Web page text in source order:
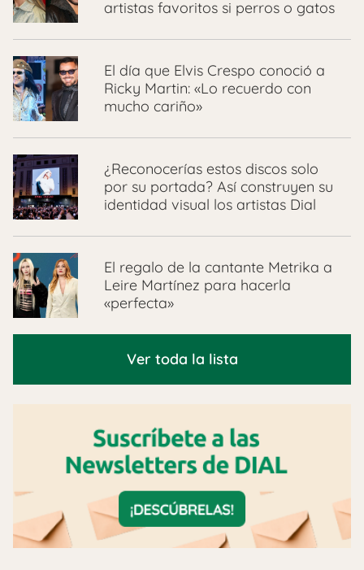
artistas favoritos si perros o gatos
El día que Elvis Crespo conoció a
Ricky Martin: «Lo recuerdo con
mucho cariño»
¿Reconocerías estos discos solo
por su portada? Así construyen su
identidad visual los artistas Dial
El regalo de la cantante Metrika a
Leire Martínez para hacerla
«perfecta»
Ver toda la lista